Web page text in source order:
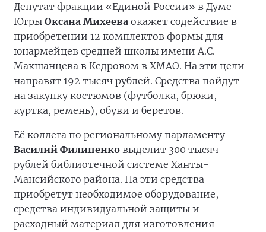
Депутат фракции «Единой России» в Думе
Югры Оксана Михеева окажет содействие в
приобретении 12 комплектов формы для
юнармейцев средней школы имени А.С.
Макшанцева в Кедровом в ХМАО. На эти цели
направят 192 тысяч рублей. Средства пойдут
на закупку костюмов (футболка, брюки,
куртка, ремень), обуви и беретов.
Её коллега по региональному парламенту
Василий Филипенко выделит 300 тысяч
рублей библиотечной системе Ханты-
Мансийского района. На эти средства
приобретут необходимое оборудование,
средства индивидуальной защиты и
расходный материал для изготовления